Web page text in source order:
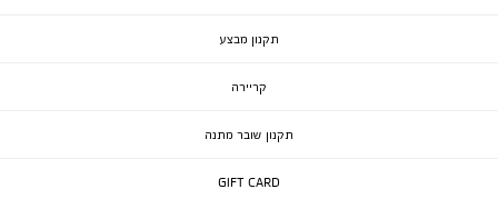
תקנון מבצע
קריירה
תקנון שובר מתנה
GIFT CARD